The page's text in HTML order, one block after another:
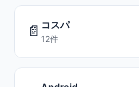
📄 コスパ
12件